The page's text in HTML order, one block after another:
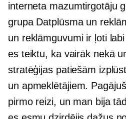
interneta mazumtirgotāju
grupa Datplūsma un
un reklāmguvumi ir ļoti
es teiktu, ka vairāk nekā
stratēģijas patiešām
un apmeklētājiem.
pirmo reizi, un man bija